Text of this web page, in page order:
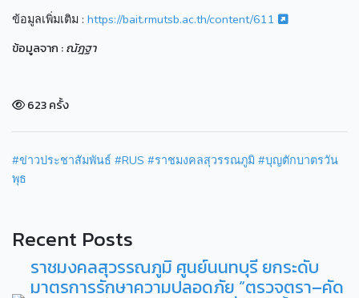
ข้อมูลเพิ่มเติม : https://bait.rmutsb.ac.th/content/611
ข้อมูลจาก :ณัฎฐา
623 ครั้ง
#ข่าวประชาสัมพันธ์ #RUS #ราชมงคลสุวรรณภูมิ #บุญตักบาตรวัน
พุธ
Recent Posts
ราชมงคลสุวรรณภูมิ ศูนย์นนทบุรี ยกระดับ
มาตรการรักษาความปลอดภัย “ตรวจตรา–คัด